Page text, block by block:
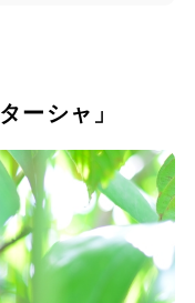
ーシャ」